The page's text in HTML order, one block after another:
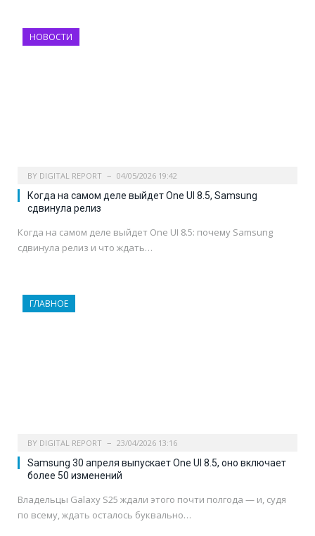
НОВОСТИ
BY DIGITAL REPORT 04/05/2026 19:42
Когда на самом деле выйдет One UI 8.5, Samsung
сдвинула релиз
Когда на самом деле выйдет One UI 8.5: почему Samsung
сдвинула релиз и что ждать…
ГЛАВНОЕ
BY DIGITAL REPORT 23/04/2026 13:16
Samsung 30 апреля выпускает One UI 8.5, оно включает
более 50 изменений
Владельцы Galaxy S25 ждали этого почти полгода — и, судя
по всему, ждать осталось буквально…